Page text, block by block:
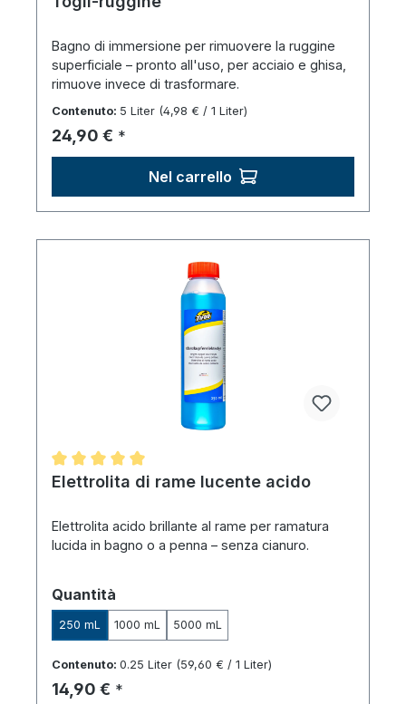
Bagno di immersione per rimuovere la ruggine
superficiale – pronto all'uso, per acciaio e ghisa,
rimuove invece di trasformare.
Contenuto: 5 Liter (4,98 € / 1 Liter)
Prezzo normale:
24,90 € *
Nel carrello
Valutazione media di 5 su 5 stelle
Elettrolita di rame lucente acido
Elettrolita acido brillante al rame per ramatura
lucida in bagno o a penna – senza cianuro.
Seleziona
Quantità
250 mL 1000 mL 5000 mL
Contenuto: 0.25 Liter (59,60 € / 1 Liter)
Prezzo normale:
14,90 € *